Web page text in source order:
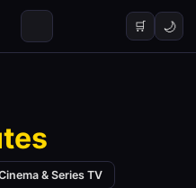
🛒 🌙
& Series TV